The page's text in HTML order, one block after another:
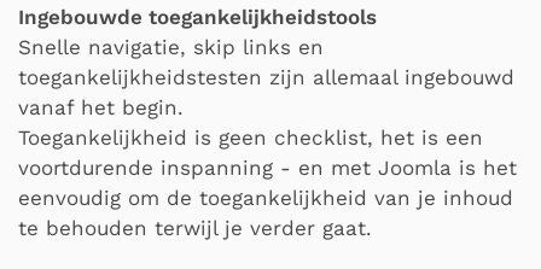
Ingebouwde toegankelijkheidstools
Snelle navigatie, skip links en
toegankelijkheidstesten zijn allemaal ingebouwd
vanaf het begin.
Toegankelijkheid is geen checklist, het is een
voortdurende inspanning - en met Joomla is het
eenvoudig om de toegankelijkheid van je inhoud
te behouden terwijl je verder gaat.